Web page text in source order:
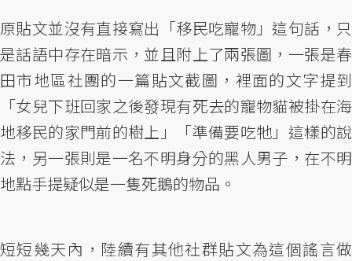
原貼文並沒有直接寫出「移民吃寵物」這句話，只
是話語中存在暗示，並且附上了兩張圖，一張是春
田市地區社團的一篇貼文截圖，裡面的文字提到
「女兒下班回家之後發現有死去的寵物貓被掛在海
地移民的家門前的樹上」「準備要吃牠」這樣的說
法，另一張則是一名不明身分的黑人男子，在不明
地點手提疑似是一隻死鵝的物品。
短短幾天內，陸續有其他社群貼文為這個謠言做